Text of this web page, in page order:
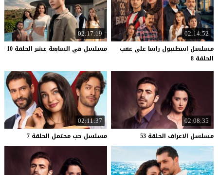
02:14:52
مسلسل اسطنبول راسا على عقب
الحلقة 8
02:17:19
مسلسل في السابعة عشر الحلقة 10
02:08:35
مسلسل الاعراف الحلقة 53
02:11:37
مسلسل حب محتمل الحلقة 7